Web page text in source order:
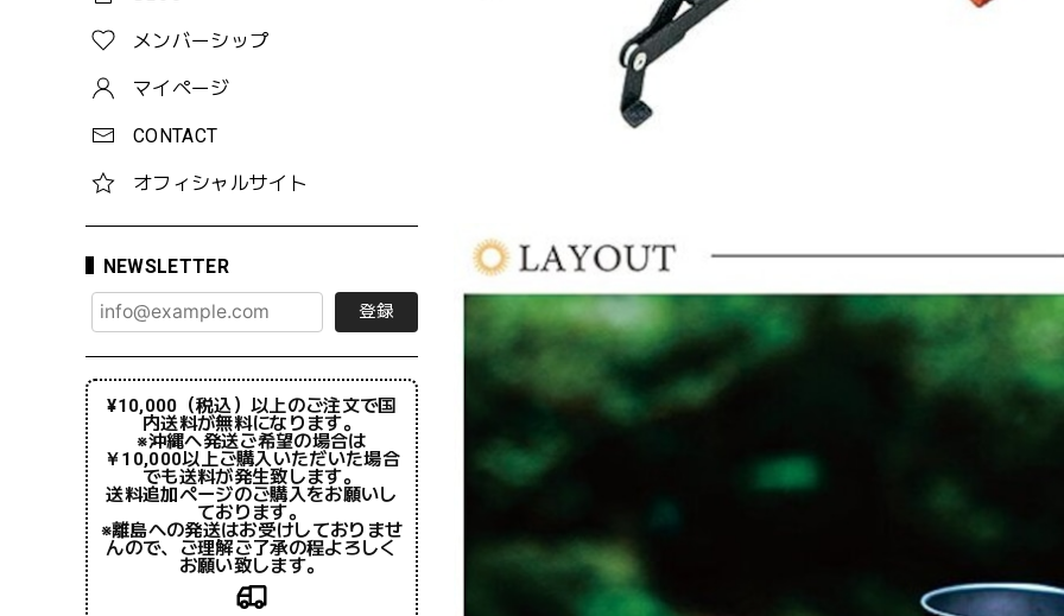
メンバーシップ
マイページ
CONTACT
オフィシャルサイト
NEWSLETTER
登録
¥10,000（税込）以上のご注文で国
内送料が無料になります。
※沖縄へ発送ご希望の場合は
￥10,000以上ご購入いただいた場合
でも送料が発生致します。
送料追加ページのご購入をお願いし
ております。
※離島への発送はお受けしておりませ
んので、ご理解ご了承の程よろしく
お願い致します。